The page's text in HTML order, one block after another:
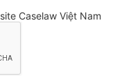
Caselaw Việt Nam